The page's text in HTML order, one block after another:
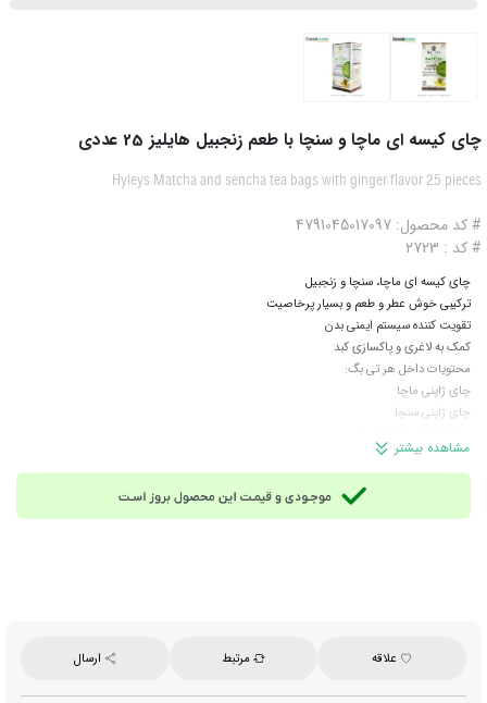
چای کیسه ای ماچا و سنچا با طعم زنجبیل هایلیز 25 عددی
Hyleys Matcha and sencha tea bags with ginger flavor 25 pieces
# کد محصول: 4791045017097
# کد : 2723
چای کیسه ای ماچا، سنچا و زنجبیل
ترکیبی خوش عطر و طعم و بسیار پرخاصیت
تقویت کننده سیستم ایمنی بدن
کمک به لاغری و پاکسازی کبد
محتویات داخل هر تی بگ:
چای ژاپنی ماچا
چای ژاپنی سنچا
حاوی 25 عدد چای کیسه ای فویل دار
این چای را می توانید به دوصورت سرد و گرم بنوشید
محصول سریلانکا
مشاهده بیشتر
علاقه مرتبط ارسال